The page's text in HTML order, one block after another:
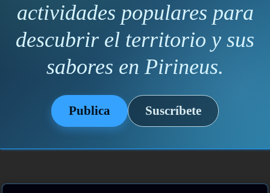
actividades populares para
descubrir el territorio y sus
sabores en Pirineus.
Publica Suscríbete